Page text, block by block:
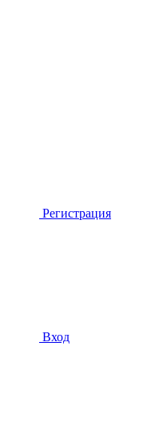
Регистрация
Вход